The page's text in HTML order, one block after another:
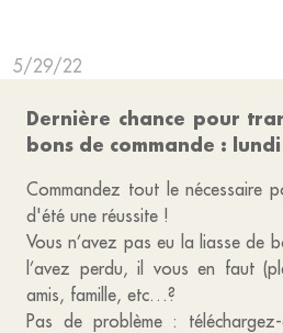
5/29/22
Dernière chance pour
bons de commande :
Commandez tout le nécessaire
d'été une réussite !
Vous n’avez pas eu la liasse de
l’avez perdu, il vous en faut
amis, famille, etc…?
Pas de problème :